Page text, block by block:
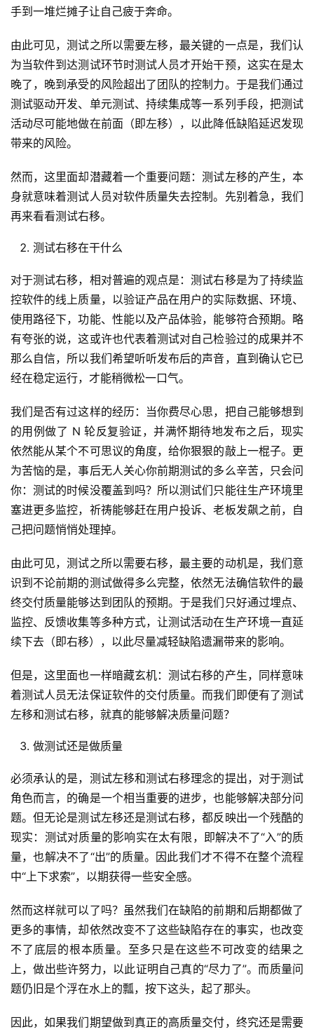
A
I
实
干
运
营
记
录
经
验
教
软
件
应
用
服
务
目
A
I
提
示
词
登录 注册
手到一堆烂摊子让自己疲于奔命。
由此可见，测试之所以需要左移，最关键的一点是，我们认
为当软件到达测试环节时测试人员才开始干预，这实在是太
晚了，晚到承受的风险超出了团队的控制力。于是我们通过
测试驱动开发、单元测试、持续集成等一系列手段，把测试
活动尽可能地做在前面（即左移），以此降低缺陷延迟发现
带来的风险。
然而，这里面却潜藏着一个重要问题：测试左移的产生，本
身就意味着测试人员对软件质量失去控制。先别着急，我们
再来看看测试右移。
测试右移在干什么
对于测试右移，相对普遍的观点是：测试右移是为了持续监
控软件的线上质量，以验证产品在用户的实际数据、环境、
使用路径下，功能、性能以及产品体验，能够符合预期。略
有夸张的说，这或许也代表着测试对自己检验过的成果并不
那么自信，所以我们希望听听发布后的声音，直到确认它已
经在稳定运行，才能稍微松一口气。
我们是否有过这样的经历：当你费尽心思，把自己能够想到
的用例做了 N 轮反复验证，并满怀期待地发布之后，现实
依然能从某个不可思议的角度，给你狠狠的敲上一棍子。更
为苦恼的是，事后无人关心你前期测试的多么辛苦，只会问
你：测试的时候没覆盖到吗？所以测试们只能往生产环境里
塞进更多监控，祈祷能够赶在用户投诉、老板发飙之前，自
己把问题悄悄处理掉。
由此可见，测试之所以需要右移，最主要的动机是，我们意
识到不论前期的测试做得多么完整，依然无法确信软件的最
终交付质量能够达到团队的预期。于是我们只好通过埋点、
监控、反馈收集等多种方式，让测试活动在生产环境一直延
续下去（即右移），以此尽量减轻缺陷遗漏带来的影响。
但是，这里面也一样暗藏玄机：测试右移的产生，同样意味
着测试人员无法保证软件的交付质量。而我们即便有了测试
左移和测试右移，就真的能够解决质量问题？
做测试还是做质量
必须承认的是，测试左移和测试右移理念的提出，对于测试
角色而言，的确是一个相当重要的进步，也能够解决部分问
题。但无论是测试左移还是测试右移，都反映出一个残酷的
现实：测试对质量的影响实在太有限，即解决不了“入”的质
量，也解决不了“出”的质量。因此我们才不得不在整个流程
中“上下求索”，以期获得一些安全感。
然而这样就可以了吗？虽然我们在缺陷的前期和后期都做了
更多的事情，却依然改变不了这些缺陷存在的事实，也改变
不了底层的根本质量。至多只是在这些不可改变的结果之
上，做出些许努力，以此证明自己真的“尽力了”。而质量问
题仍旧是个浮在水上的瓢，按下这头，起了那头。
因此，如果我们期望做到真正的高质量交付，终究还是需要